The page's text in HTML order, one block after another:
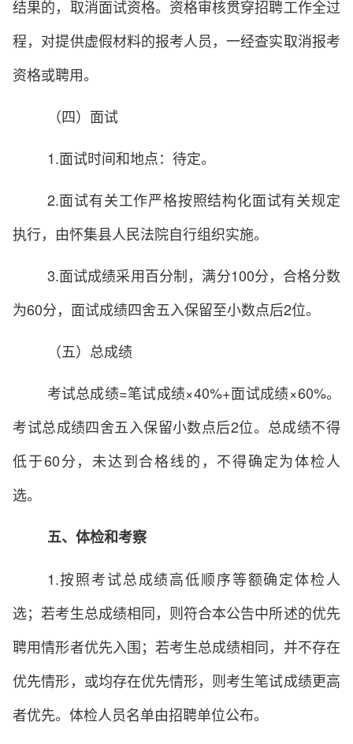
结果的，取消面试资格。资格审核贯穿招聘工作全过
程，对提供虚假材料的报考人员，一经查实取消报考
资格或聘用。
（四）面试
1.面试时间和地点：待定。
2.面试有关工作严格按照结构化面试有关规定
执行，由怀集县人民法院自行组织实施。
3.面试成绩采用百分制，满分100分，合格分数
为60分，面试成绩四舍五入保留至小数点后2位。
（五）总成绩
考试总成绩=笔试成绩×40%+面试成绩×60%。
考试总成绩四舍五入保留小数点后2位。总成绩不得
低于60分，未达到合格线的，不得确定为体检人
选。
五、体检和考察
1.按照考试总成绩高低顺序等额确定体检人
选；若考生总成绩相同，则符合本公告中所述的优先
聘用情形者优先入围；若考生总成绩相同，并不存在
优先情形，或均存在优先情形，则考生笔试成绩更高
者优先。体检人员名单由招聘单位公布。